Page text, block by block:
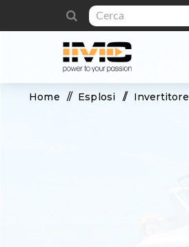
Home / Esplosi / Invertitore